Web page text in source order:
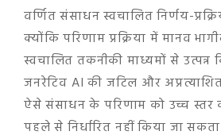
वर्णित संसाधन स्वचालित निर्णय-
क्योंकि परिणाम प्रक्रिया में मानव
स्वचालित तकनीकी माध्यमों से उत्पन्न
जनरेटिव AI की जटिल और
ऐसे संसाधन के परिणाम को उच्च स्तर
पहले से निर्धारित नहीं किया जा